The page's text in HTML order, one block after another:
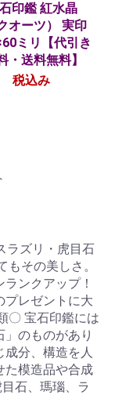
印鑑 紅水晶
オーツ） 実印
ミリ【代引き
・送料無料】
税込み
ラズリ・虎目石
その美しさ。
ンクアップ！
レゼントに大
〇 宝石印鑑には
のものがあり
分、構造を人
た模造品や合成
石、瑪瑙、ラ